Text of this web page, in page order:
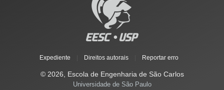
Expediente Direitos autorais Reportar erro
© 2026, Escola de Engenharia de São Carlos
Universidade de São Paulo